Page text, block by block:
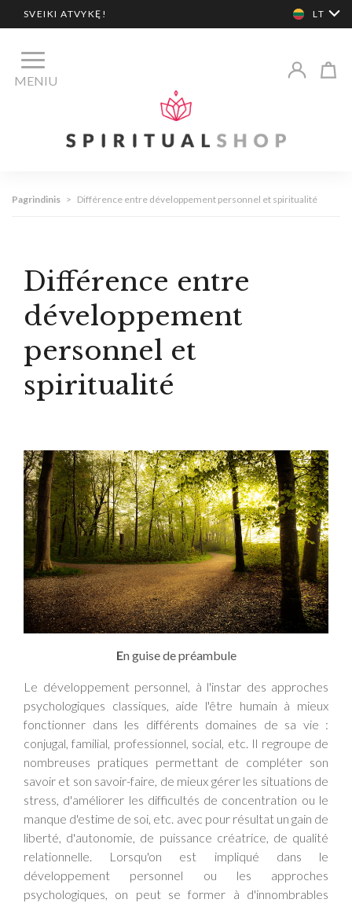
SVEIKI ATVYKĘ! LT
MENIU
Pagrindinis > Différence entre développement personnel et spiritualité
Différence entre
développement
personnel et
spiritualité
En guise de préambule
Le développement personnel, à l'instar des approches
psychologiques classiques, aide l'être humain à mieux
fonctionner dans les différents domaines de sa vie :
conjugal, familial, professionnel, social, etc. Il regroupe de
nombreuses pratiques permettant de compléter son
savoir et son savoir-faire, de mieux gérer les situations de
stress, d'améliorer les difficultés de concentration ou le
manque d'estime de soi, etc. avec pour résultat un gain de
liberté, d'autonomie, de puissance créatrice, de qualité
relationnelle. Lorsqu'on est impliqué dans le
développement personnel ou les approches
psychologiques, on peut se former à d'innombrables